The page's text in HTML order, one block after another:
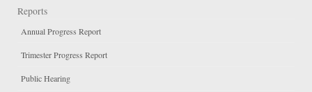
Reports
Annual Progress Report
Trimester Progress Report
Public Hearing